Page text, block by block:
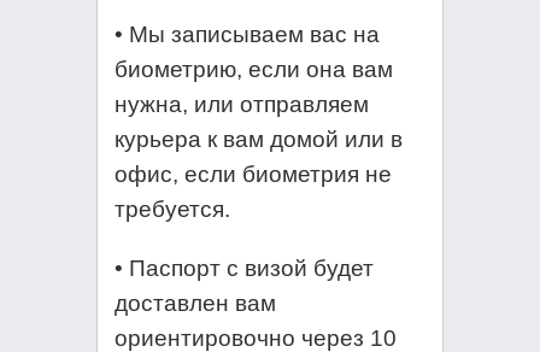
• Мы записываем вас на
биометрию, если она вам
нужна, или отправляем
курьера к вам домой или в
офис, если биометрия не
требуется.
• Паспорт с визой будет
доставлен вам
ориентировочно через 10